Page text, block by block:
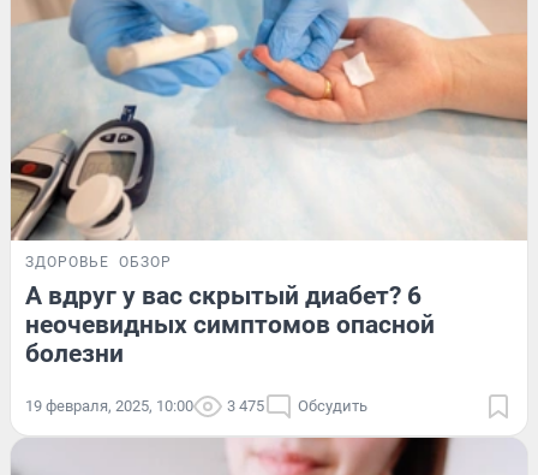
ЗДОРОВЬЕ ОБЗОР
А вдруг у вас скрытый диабет? 6
неочевидных симптомов опасной
болезни
19 февраля, 2025, 10:00 3 475 Обсудить